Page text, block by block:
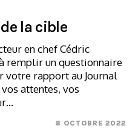
la cible
en chef Cédric
remplir un questionnaire
votre rapport au Journal
attentes, vos
8 OCTOBRE 2022